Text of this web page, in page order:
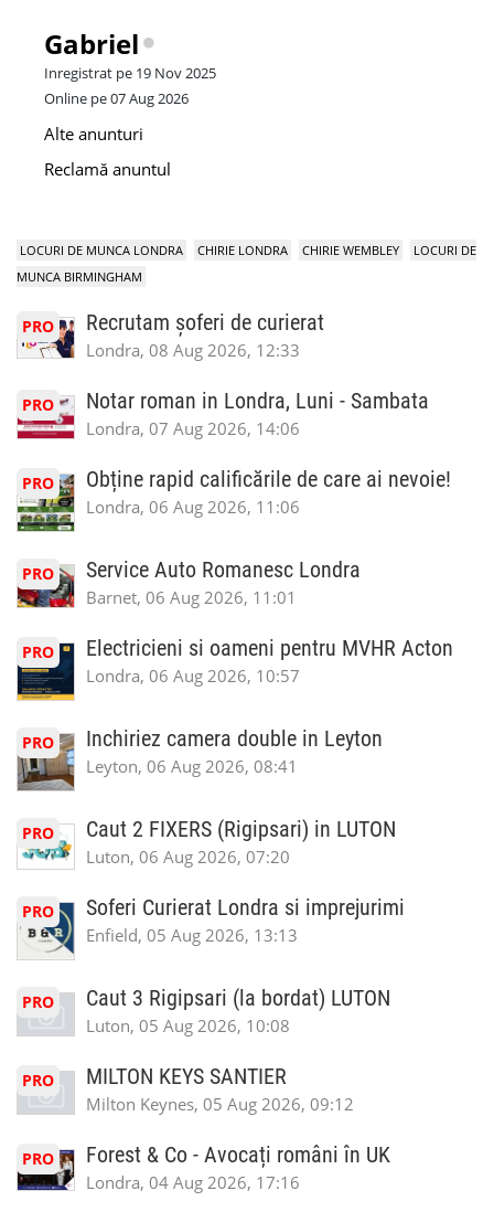
Gabriel
Inregistrat pe 19 Nov 2025
Online pe 07 Aug 2026
Alte anunturi
Reclamă anuntul
LOCURI DE MUNCA LONDRA CHIRIE LONDRA CHIRIE WEMBLEY
LOCURI DE
MUNCA BIRMINGHAM
PRO Recrutam șoferi de curierat
Londra, 08 Aug 2026, 12:33
PRO Notar roman in Londra, Luni - Sambata
Londra, 07 Aug 2026, 14:06
PRO Obține rapid calificările de care ai nevoie!
Londra, 06 Aug 2026, 11:06
PRO Service Auto Romanesc Londra
Barnet, 06 Aug 2026, 11:01
PRO Electricieni si oameni pentru MVHR Acton
Londra, 06 Aug 2026, 10:57
PRO Inchiriez camera double in Leyton
Leyton, 06 Aug 2026, 08:41
PRO Caut 2 FIXERS (Rigipsari) in LUTON
Luton, 06 Aug 2026, 07:20
PRO Soferi Curierat Londra si imprejurimi
Enfield, 05 Aug 2026, 13:13
PRO Caut 3 Rigipsari (la bordat) LUTON
Luton, 05 Aug 2026, 10:08
PRO MILTON KEYS SANTIER
Milton Keynes, 05 Aug 2026, 09:12
PRO Forest & Co - Avocați români în UK
Londra, 04 Aug 2026, 17:16